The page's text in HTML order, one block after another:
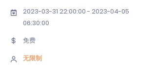
2023-03-31 22:00:00 - 2023-04-05
06:30:00
免费
无限制